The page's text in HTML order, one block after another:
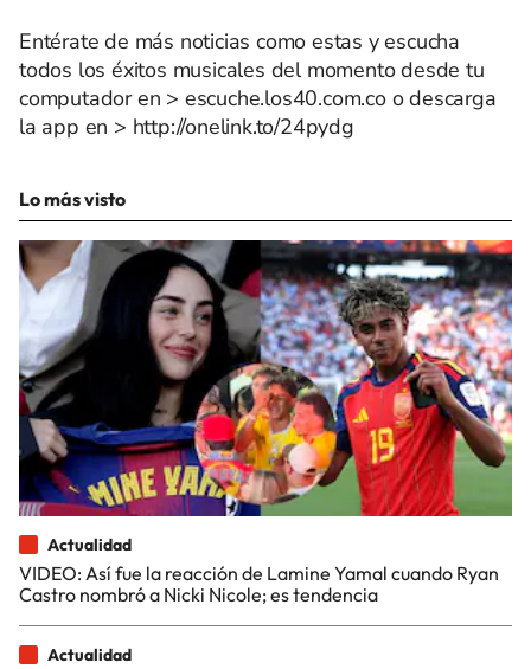
Entérate de más noticias como estas y escucha
todos los éxitos musicales del momento desde tu
computador en > escuche.los40.com.co o descarga
la app en > http://onelink.to/24pydg
Lo más visto
Actualidad
VIDEO: Así fue la reacción de Lamine Yamal cuando Ryan
Castro nombró a Nicki Nicole; es tendencia
Actualidad